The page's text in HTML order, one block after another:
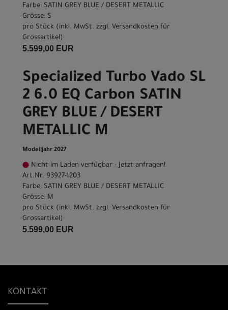
Farbe: SATIN GREY BLUE / DESERT METALLIC
Grösse: S
pro Stück (inkl. MwSt. zzgl. Versandkosten für
Grossartikel)
5.599,00 EUR
Specialized Turbo Vado SL
2 6.0 EQ Carbon SATIN
GREY BLUE / DESERT
METALLIC M
Modelljahr 2027
Nicht im Laden verfügbar - Jetzt anfragen!
Art.Nr. 93927-1203
Farbe: SATIN GREY BLUE / DESERT METALLIC
Grösse: M
pro Stück (inkl. MwSt. zzgl. Versandkosten für
Grossartikel)
5.599,00 EUR
KONTAKT